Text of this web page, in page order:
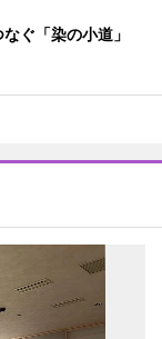
なぐ「染の小道」